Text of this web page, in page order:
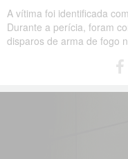
A vítima foi identificada
Durante a perícia, foram
disparos de arma de fogo